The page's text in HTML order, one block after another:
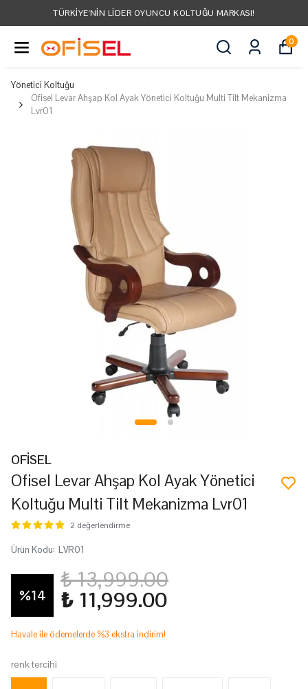
TÜRKIYE'NIN LIDER OYUNCU KOLTUĞU MARKASI!
0
Yönetici Koltuğu
Ofisel Levar Ahşap Kol Ayak Yönetici Koltuğu Multi Tilt Mekanizma
Lvr01
OFİSEL
Ofisel Levar Ahşap Kol Ayak Yönetici
Koltuğu Multi Tilt Mekanizma Lvr01
2 değerlendirme
Ürün Kodu: LVR01
%14
₺ 13,999.00
₺ 11,999.00
Havale ile ödemelerde %3 ekstra indirim!
renk tercihi